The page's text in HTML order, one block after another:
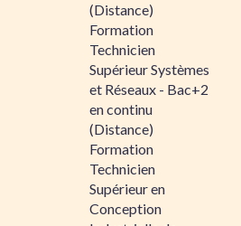
(Distance)
Formation
Technicien
Supérieur Systèmes
et Réseaux - Bac+2
en continu
(Distance)
Formation
Technicien
Supérieur en
Conception